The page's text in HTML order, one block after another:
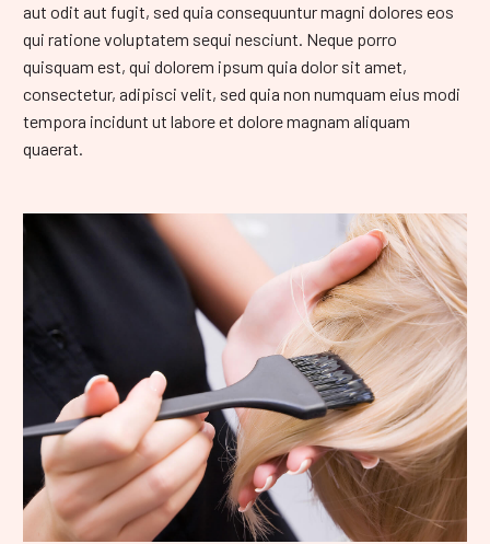
aut odit aut fugit, sed quia consequuntur magni dolores eos
qui ratione voluptatem sequi nesciunt. Neque porro
quisquam est, qui dolorem ipsum quia dolor sit amet,
consectetur, adipisci velit, sed quia non numquam eius modi
tempora incidunt ut labore et dolore magnam aliquam
quaerat.